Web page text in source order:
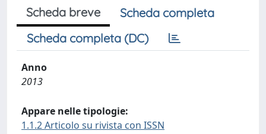
Scheda breve
Scheda completa
Scheda completa (DC)
Anno
2013
Appare nelle tipologie:
1.1.2 Articolo su rivista con ISSN